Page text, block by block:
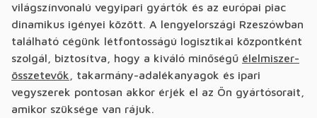
világszínvonalú vegyipari gyártók és az európai piac
dinamikus igényei között. A lengyelországi Rzeszówban
található cégünk létfontosságú logisztikai központként
szolgál, biztosítva, hogy a kiváló minőségű élelmiszer-
összetevők , takarmány-adalékanyagok és ipari
vegyszerek pontosan akkor érjék el az Ön gyártósorait,
amikor szüksége van rájuk.